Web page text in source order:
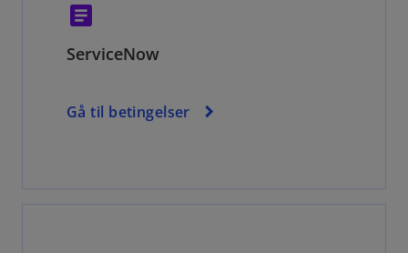
article
ServiceNow
Gå til betingelser